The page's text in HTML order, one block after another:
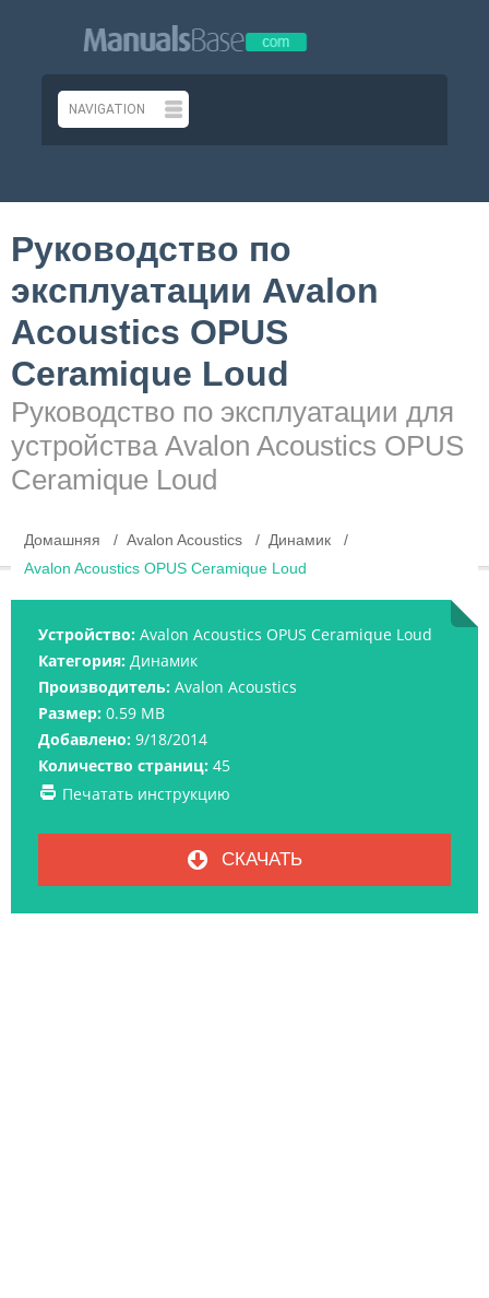
Руководство по
эксплуатации Avalon
Acoustics OPUS
Ceramique Loud
Руководство по эксплуатации для
устройства Avalon Acoustics OPUS
Ceramique Loud
Домашняя Avalon Acoustics
Динамик
Avalon Acoustics OPUS Ceramique Loud
Устройство: Avalon Acoustics OPUS Ceramique Loud
Категория: Динамик
Производитель: Avalon Acoustics
Размер: 0.59 MB
Добавлено: 9/18/2014
Количество страниц: 45
Печатать инструкцию
СКАЧАТЬ